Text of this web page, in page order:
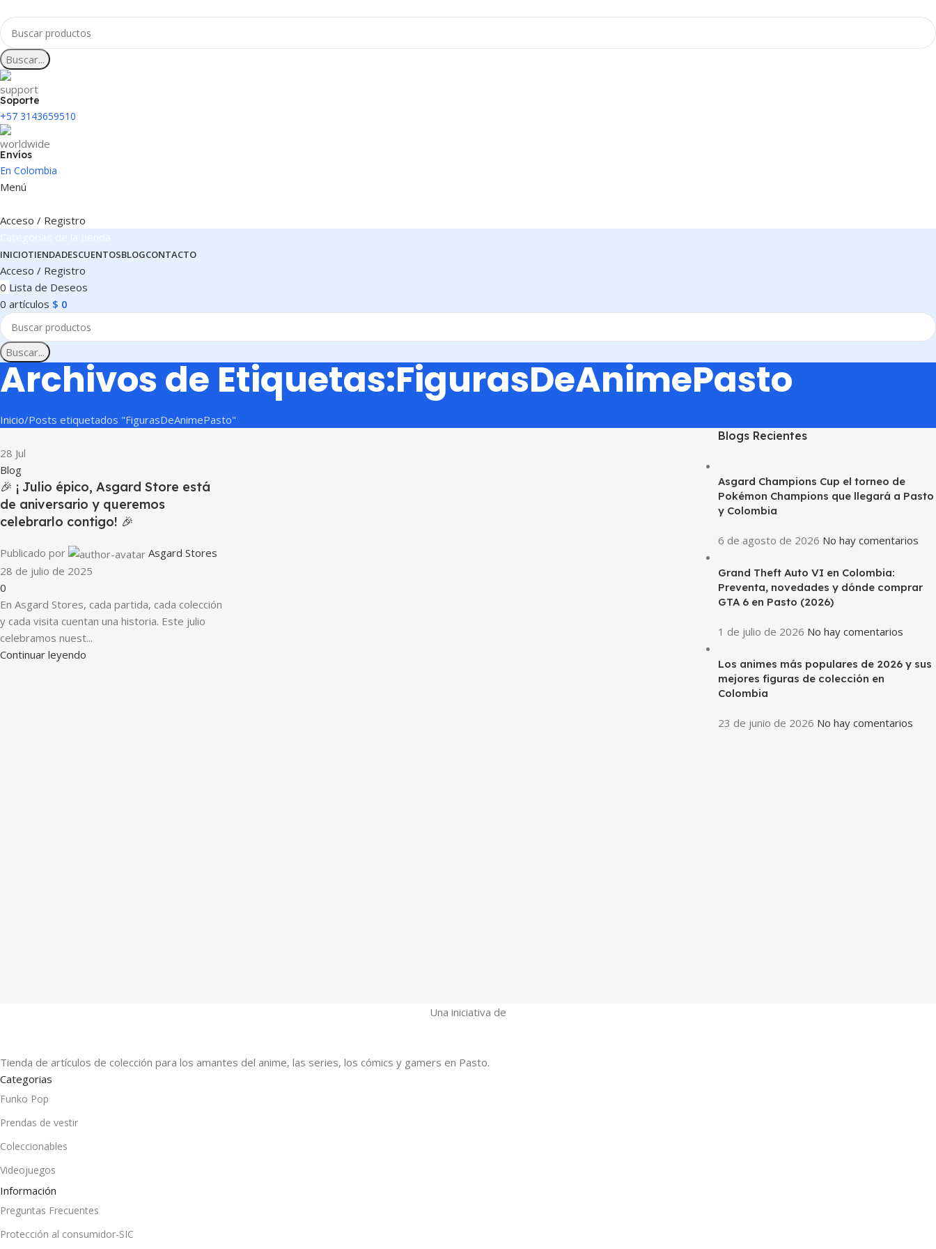
Buscar...
Soporte
+57 3143659510
Envíos
En Colombia
Menú
Acceso / Registro
INICIOTIENDADESCUENTOSBLOGCONTACTO
Acceso / Registro
0 Lista de Deseos
0 artículos $ 0
Buscar...
Archivos de Etiquetas:FigurasDeAnimePasto
Inicio Posts etiquetados "FigurasDeAnimePasto"
28 Jul
Blog
🎉 ¡ Julio épico, Asgard Store está
de aniversario y queremos
celebrarlo contigo! 🎉
Publicado por
Asgard Stores
28 de julio de 2025
0
En Asgard Stores, cada partida, cada colección
y cada visita cuentan una historia. Este julio
celebramos nuest...
Continuar leyendo
Blogs Recientes
Asgard Champions Cup el torneo de
Pokémon Champions que llegará a Pasto
y Colombia
6 de agosto de 2026 No hay comentarios
Grand Theft Auto VI en Colombia:
Preventa, novedades y dónde comprar
GTA 6 en Pasto (2026)
1 de julio de 2026 No hay comentarios
Los animes más populares de 2026 y sus
mejores figuras de colección en
Colombia
23 de junio de 2026 No hay comentarios
Una iniciativa de
Tienda de artículos de colección para los amantes del anime, las series, los cómics y gamers en Pasto.
Categorias
Funko Pop
Prendas de vestir
Coleccionables
Videojuegos
Información
Preguntas Frecuentes
Protección al consumidor-SIC